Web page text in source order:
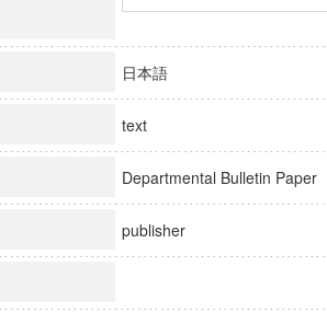
日本語
text
Departmental Bulletin Paper
publisher